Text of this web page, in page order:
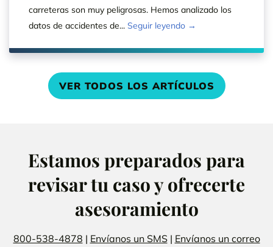
carreteras son muy peligrosas. Hemos analizado los
datos de accidentes de... Seguir leyendo →
VER TODOS LOS ARTÍCULOS
Estamos preparados para
revisar tu caso y ofrecerte
asesoramiento
800-538-4878 | Envíanos un SMS| Envíanos un correo